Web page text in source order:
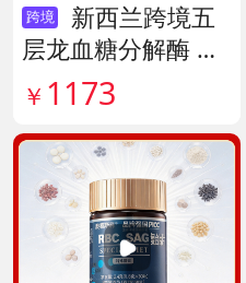
跨境
新西兰跨境五
层龙血糖分解酶 货
号138890
￥ 1173